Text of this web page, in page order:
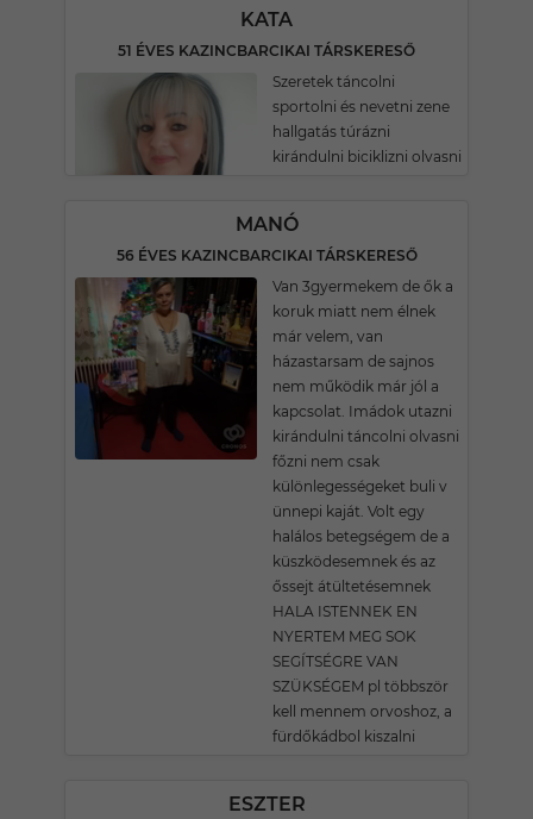
KATA
51 ÉVES KAZINCBARCIKAI TÁRSKERESŐ
Szeretek táncolni
sportolni és nevetni zene
hallgatás túrázni
kirándulni biciklizni olvasni
MANÓ
56 ÉVES KAZINCBARCIKAI TÁRSKERESŐ
Van 3gyermekem de ők a
koruk miatt nem élnek
már velem, van
házastarsam de sajnos
nem működik már jól a
kapcsolat. Imádok utazni
kirándulni táncolni olvasni
főzni nem csak
különlegességeket buli v
ünnepi kaját. Volt egy
halálos betegségem de a
küszködesemnek és az
őssejt átültetésemnek
HALA ISTENNEK EN
NYERTEM MEG SOK
SEGÍTSÉGRE VAN
SZÜKSÉGEM pl többször
kell mennem orvoshoz, a
fürdőkádbol kiszalni
ESZTER